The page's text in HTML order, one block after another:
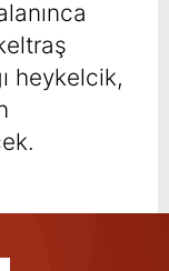
heykelcik,